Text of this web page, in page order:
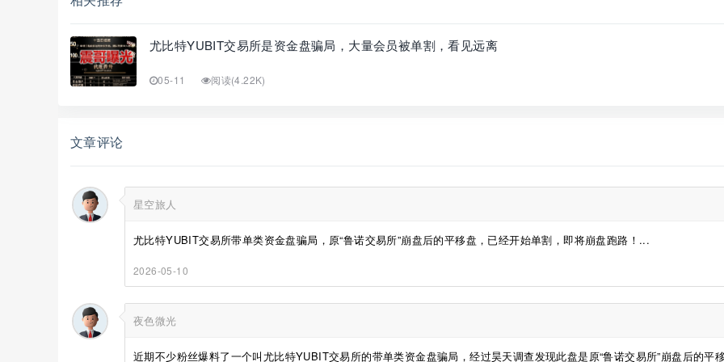
尤比特YUBIT交易所是资金盘骗局，大量会员被单割，看见远离
05-11 阅读(4.22K)
文章评论
星空旅人
尤比特YUBIT交易所带单类资金盘骗局，原“鲁诺交易所”崩盘后的平移盘，已经开始单割，即将崩盘跑路！...
2026-05-10
夜色微光
近期不少粉丝爆料了一个叫尤比特YUBIT交易所的带单类资金盘骗局，经过昊天调查发现此盘是原“鲁诺交易所”崩盘后的平